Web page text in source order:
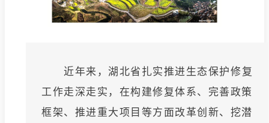
近年来，湖北省扎实推进生态保护修复
工作走深走实，在构建修复体系、完善政策
框架、推进重大项目等方面改革创新、挖潜